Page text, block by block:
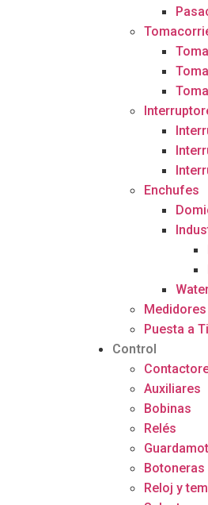
Enchufes
Medidores
Puesta a
Control
Auxiliares
Bobinas
Relés
Reloj y